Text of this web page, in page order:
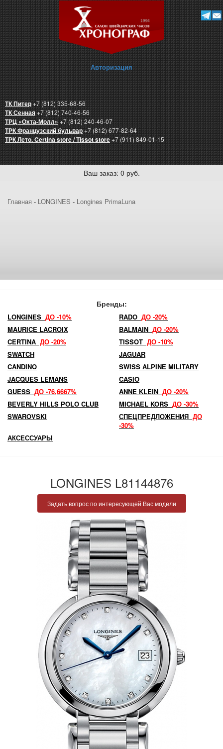
Авторизация
ТК Питер+7 (812) 335-68-56
ТК Сенная+7 (812) 740-46-56
ТРЦ «Охта-Молл»+7 (812) 240-46-07
ТРК Французский бульвар+7 (812) 677-82-64
ТРК Лето. Certina store / Tissot store+7 (911) 849-01-15
Ваш заказ: 0 руб.
Главная - LONGINES - Longines PrimaLuna
Бренды:
LONGINES ДО -10% RADO ДО -20%
MAURICE LACROIX
BALMAIN ДО -20%
CERTINA ДО -20% TISSOT ДО -10%
SWATCH
JAGUAR
CANDINO
SWISS ALPINE MILITARY
JACQUES LEMANS
CASIO
GUESS ДО -76,6667% ANNE KLEIN ДО -20%
BEVERLY HILLS POLO CLUB
MICHAEL KORS ДО -30%
SWAROVSKI
СПЕЦПРЕДЛОЖЕНИЯ ДО
-30%
АКСЕССУАРЫ
LONGINES L81144876
Задать вопрос по интересующей Вас модели